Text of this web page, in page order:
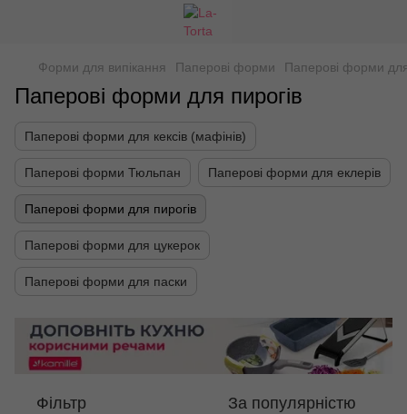
Форми для випікання Паперові форми Паперові форми
Паперові форми для пирогів
Паперові форми для кексів (мафінів)
Паперові форми Тюльпан Паперові форми для еклерів
Паперові форми для пирогів
Паперові форми для цукерок
Паперові форми для паски
Фільтр За популярністю